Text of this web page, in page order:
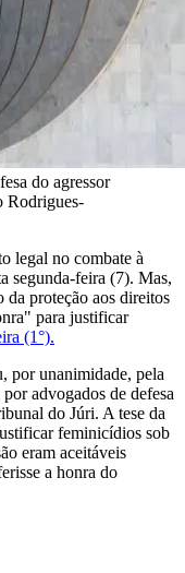
do agressor
Rodrigues-
legal no combate à
segunda-feira (7). Mas,
da proteção aos direitos
para justificar
(1°).
por unanimidade, pela
advogados de defesa
do Júri. A tese da
feminicídios sob
eram aceitáveis
a honra do